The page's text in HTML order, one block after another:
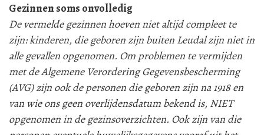
Gezinnen soms onvolledig
De vermelde gezinnen hoeven niet altijd compleet te
zijn: kinderen, die geboren zijn buiten Leudal zijn niet in
alle gevallen opgenomen. Om problemen te vermijden
met de Algemene Verordering Gegevensbescherming
(AVG) zijn ook de personen die geboren zijn na 1918 en
van wie ons geen overlijdensdatum bekend is, NIET
opgenomen in de gezinsoverzichten. Ook zijn van die